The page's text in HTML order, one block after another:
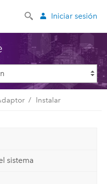
Iniciar sesión
Instalar
sistema